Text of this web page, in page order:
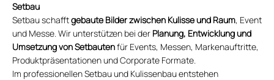
Setbau
Setbau schafftgebaute Bilder zwischen Kulisse und Raum, Event
und Messe. Wir unterstützen bei der Planung, Entwicklung und
Umsetzung von Setbautenfür Events, Messen, Markenauftritte,
Produktpräsentationen und Corporate Formate.
Im professionellen Setbau und Kulissenbau entstehen